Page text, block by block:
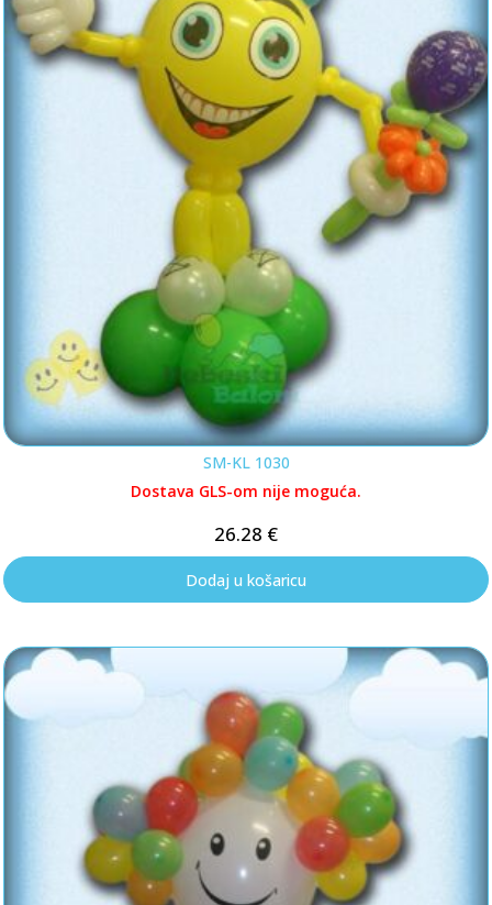
SM-KL 1030
Dostava GLS-om nije moguća.
26.28 €
Dodaj u košaricu